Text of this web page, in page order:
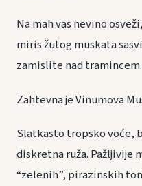
Na mah vas nevino
miris žutog muskata
zamislite nad tramincem.
Zahtevna je Vinumova
Slatkasto tropsko voće,
diskretna ruža. Pažljivije
“zelenih”, pirazinskih